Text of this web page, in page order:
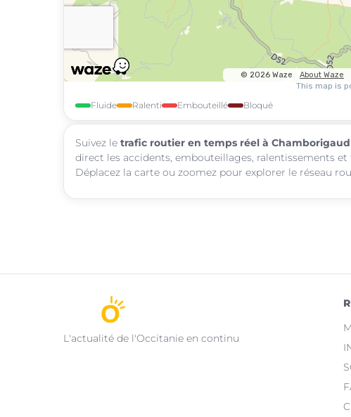
Fluide Ralenti Embouteillé Bloqué
Suivez le trafic routier en temps réel à Chamborigaud
direct les accidents, embouteillages, ralentissements
Déplacez la carte ou zoomez pour explorer le réseau
L'actualité de l'Occitanie en continu